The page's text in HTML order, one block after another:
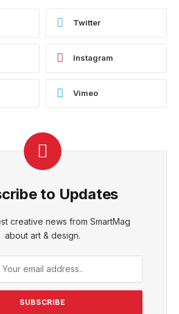
Twitter
Instagram
Vimeo
to Updates
creative news from SmartMag
about art & design.